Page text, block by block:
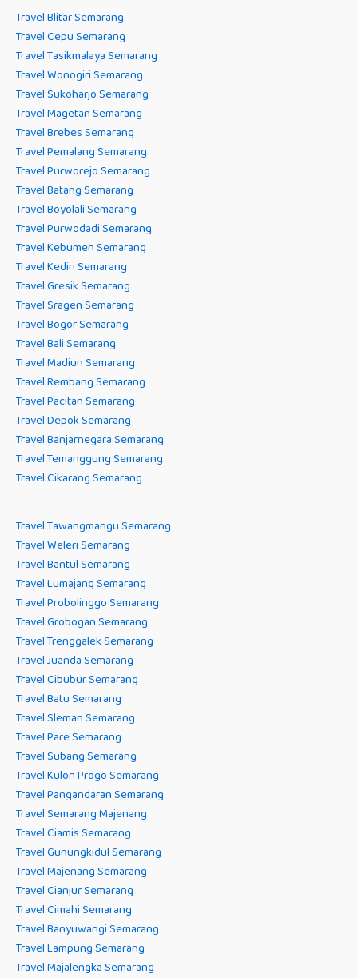
Travel Blitar Semarang
Travel Cepu Semarang
Travel Tasikmalaya Semarang
Travel Wonogiri Semarang
Travel Sukoharjo Semarang
Travel Magetan Semarang
Travel Brebes Semarang
Travel Pemalang Semarang
Travel Purworejo Semarang
Travel Batang Semarang
Travel Boyolali Semarang
Travel Purwodadi Semarang
Travel Kebumen Semarang
Travel Kediri Semarang
Travel Gresik Semarang
Travel Sragen Semarang
Travel Bogor Semarang
Travel Bali Semarang
Travel Madiun Semarang
Travel Rembang Semarang
Travel Pacitan Semarang
Travel Depok Semarang
Travel Banjarnegara Semarang
Travel Temanggung Semarang
Travel Cikarang Semarang
Travel Tawangmangu Semarang
Travel Weleri Semarang
Travel Bantul Semarang
Travel Lumajang Semarang
Travel Probolinggo Semarang
Travel Grobogan Semarang
Travel Trenggalek Semarang
Travel Juanda Semarang
Travel Cibubur Semarang
Travel Batu Semarang
Travel Sleman Semarang
Travel Pare Semarang
Travel Subang Semarang
Travel Kulon Progo Semarang
Travel Pangandaran Semarang
Travel Semarang Majenang
Travel Ciamis Semarang
Travel Gunungkidul Semarang
Travel Majenang Semarang
Travel Cianjur Semarang
Travel Cimahi Semarang
Travel Banyuwangi Semarang
Travel Lampung Semarang
Travel Majalengka Semarang